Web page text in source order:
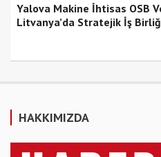
Yalova Makine İhtisas OSB
Litvanya’da Stratejik İş
HAKKIMIZDA